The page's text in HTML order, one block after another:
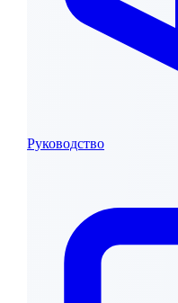
Руководство